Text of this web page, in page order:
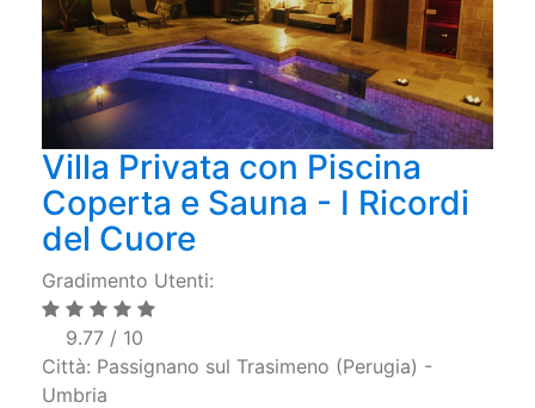
Villa Privata con Piscina
Coperta e Sauna - I Ricordi
del Cuore
Gradimento Utenti:
9.77 / 10
Città: Passignano sul Trasimeno (Perugia) -
Umbria